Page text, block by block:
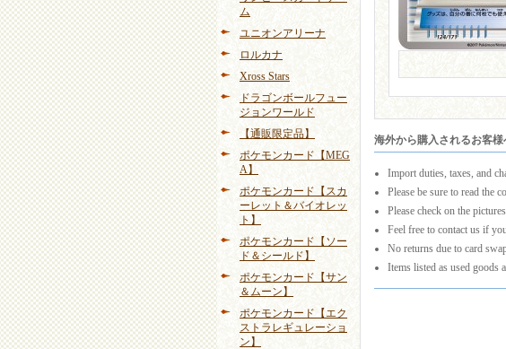
ム
ユニオンアリーナ
ロルカナ
Xross Stars
ドラゴンボールフュー
ジョンワールド
【通販限定品】
ポケモンカード【MEG
A】
ポケモンカード【スカ
ーレット＆バイオレッ
ト】
ポケモンカード【ソー
ド＆シールド】
ポケモンカード【サン
＆ムーン】
ポケモンカード【エク
ストラレギュレーショ
ン】
海外から購入されるお客様
Import duties, taxes, and
Please be sure to read the
Please check on the
Feel free to contact us if
No returns due to card
Items listed as used goods